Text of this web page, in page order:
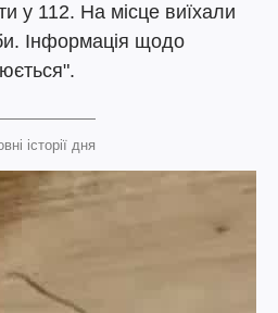
у 112. На місце виїхали
Інформація щодо
історії дня